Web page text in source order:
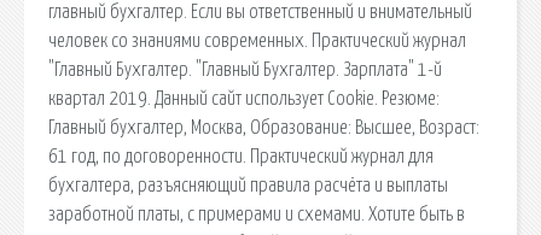
главный бухгалтер. Если вы ответственный и внимательный
человек со знаниями современных. Практический журнал
"Главный Бухгалтер. "Главный Бухгалтер. Зарплата" 1-й
квартал 2019. Данный сайт использует Cookie. Резюме:
Главный бухгалтер, Москва, Образование: Высшее, Возраст:
61 год, по договоренности. Практический журнал для
бухгалтера, разъясняющий правила расчёта и выплаты
заработной платы, с примерами и схемами. Хотите быть в